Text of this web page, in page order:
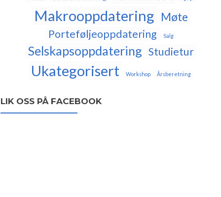
Makrooppdatering Møte
Porteføljeoppdatering Salg
Selskapsoppdatering Studietur
Ukategorisert Workshop Årsberetning
LIK OSS PÅ FACEBOOK